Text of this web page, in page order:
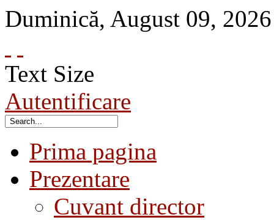
Duminică, August 09, 2026
Text Size
Autentificare
Prima pagina
Prezentare
Cuvant director